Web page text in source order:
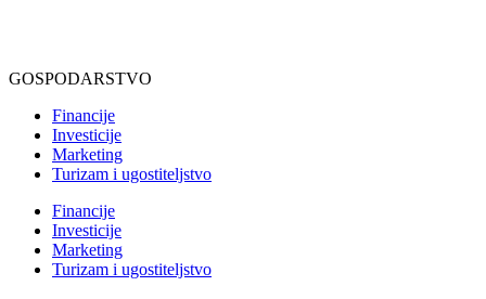
GOSPODARSTVO
Financije
Investicije
Marketing
Turizam i ugostiteljstvo
Financije
Investicije
Marketing
Turizam i ugostiteljstvo